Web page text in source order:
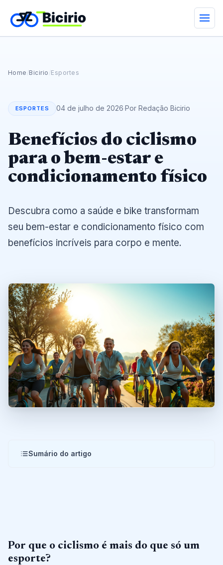
Home /Bicirio /Esportes
ESPORTES 04 de julho de 2026·Por Redação Bicirio
Benefícios do ciclismo
para o bem-estar e
condicionamento físico
Descubra como a saúde e bike transformam
seu bem-estar e condicionamento físico com
benefícios incríveis para corpo e mente.
Sumário do artigo
Por que o ciclismo é mais do que só um
esporte?